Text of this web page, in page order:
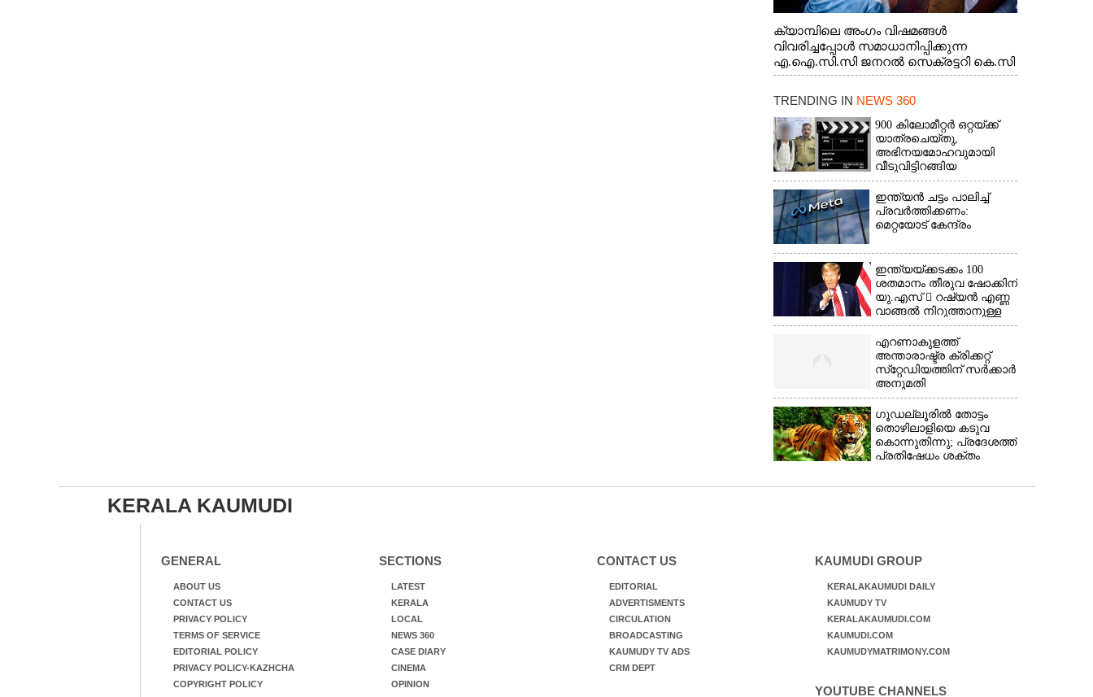
ക്യാമ്പിലെ അംഗം വിഷമങ്ങൾ
വിവരിച്ചപ്പോൾ സമാധാനിപ്പിക്കുന്ന
എ.ഐ.സി.സി ജനറൽ സെക്രട്ടറി കെ.സി
വേണുഗോപാൽ എം.പി. സഹകരണ-
എന്നിവർ
TRENDING IN NEWS 360
900 കിലോമീറ്റർ ഒറ്റയ്‌ക്ക്
യാത്രചെ‌യ്‌തു,​
അഭിനയമോഹവുമായി
വീടുവിട്ടിറങ്ങിയ
പതിനാറുകാരനെ
കണ്ടെത്തിയത് ഫിലിം
സിറ്റിയിൽ
ഇന്ത്യൻ ചട്ടം പാലിച്ച്
പ്രവർത്തിക്കണം:
മെറ്റയോട് കേന്ദ്രം
ഇന്ത്യയ്ക്കടക്കം 100
ശതമാനം തീരുവ ഷോക്കിന്
യു.എസ്  റഷ്യൻ എണ്ണ
വാങ്ങൽ നിറുത്താനുള്ള
സമ്മർദ്ദം
എറണാകുളത്ത്
അന്താരാഷ്ട്ര ക്രിക്കറ്റ്
സ്‌റ്റേഡിയത്തിന് സർക്കാർ
അനുമതി
ഗൂഡല്ലൂരിൽ തോട്ടം
തൊഴിലാളിയെ കടുവ
കൊന്നുതിന്നു; പ്രദേശത്ത്
പ്രതിഷേധം ശക്തം
KERALA KAUMUDI
GENERAL
ABOUT US
CONTACT US
PRIVACY POLICY
TERMS OF SERVICE
EDITORIAL POLICY
PRIVACY POLICY-KAZHCHA
COPYRIGHT POLICY
SECTIONS
LATEST
KERALA
LOCAL
NEWS 360
CASE DIARY
CINEMA
OPINION
CONTACT US
EDITORIAL
ADVERTISMENTS
CIRCULATION
BROADCASTING
KAUMUDY TV ADS
CRM DEPT
KAUMUDI GROUP
KERALAKAUMUDI DAILY
KAUMUDY TV
KERALAKAUMUDI.COM
KAUMUDI.COM
KAUMUDYMATRIMONY.COM
YOUTUBE CHANNELS